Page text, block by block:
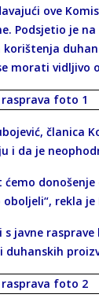
ove
Podsjetio je
korištenja
morati vidljivo
članica
i da je
ćemo
oboljeli“, rekla
s javne
duhanskih